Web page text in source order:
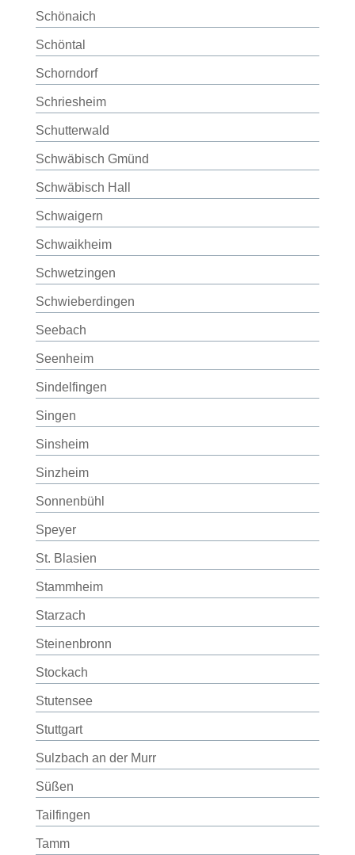
Schönaich
Schöntal
Schorndorf
Schriesheim
Schutterwald
Schwäbisch Gmünd
Schwäbisch Hall
Schwaigern
Schwaikheim
Schwetzingen
Schwieberdingen
Seebach
Seenheim
Sindelfingen
Singen
Sinsheim
Sinzheim
Sonnenbühl
Speyer
St. Blasien
Stammheim
Starzach
Steinenbronn
Stockach
Stutensee
Stuttgart
Sulzbach an der Murr
Süßen
Tailfingen
Tamm